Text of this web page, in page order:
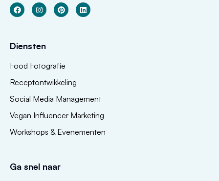
Diensten
Food Fotografie
Receptontwikkeling
Social Media Management
Vegan Influencer Marketing
Workshops & Evenementen
Ga snel naar